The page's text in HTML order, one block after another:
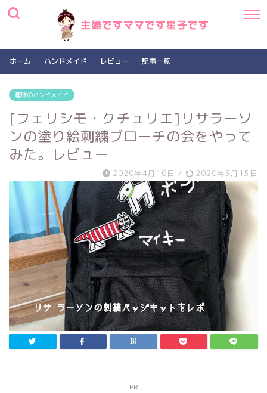
ホーム ハンドメイド レビュー 記事一覧
趣味のハンドメイド
[フェリシモ・クチュリエ]リサラーソ
ンの塗り絵刺繍ブローチの会をやって
みた。レビュー
2020年4月16日 / 2020年5月15日
PR